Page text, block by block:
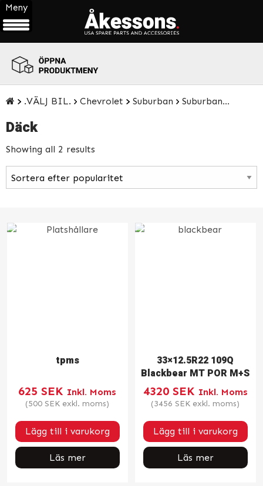
ÖPPNA
PRODUKTMENY
.VÄLJ BIL. Chevrolet Suburban Suburban 1500 14-18
Däck
Showing all 2 results
tpms
625 SEK Inkl. Moms
(500 SEK exkl. moms)
Lägg till i varukorg
Läs mer
33×12.5R22 109Q
Blackbear MT POR M+S
4320 SEK Inkl. Moms
(3456 SEK exkl. moms)
Lägg till i varukorg
Läs mer
Meny